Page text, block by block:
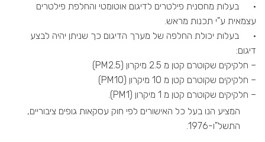
· בעלות מחסנית פילטרים לדיגום אוטומטי והחלפת פילטרים
עצמאית ע"י תכנות מראש.
· בעלות יכולת החלפה של מערך הדיגום כך שניתן יהיה לבצע
דיגום:
– חלקיקים שקוטרם קטן מ 2.5 מיקרון (PM2.5)
– חלקיקים שקוטרם קטן מ 10 מיקרון (PM10)
– חלקיקים שקוטרם קטן מ 1 מיקרון (PM1).
המציע הנו בעל כל האישורים לפי חוק עסקאות גופים ציבוריים,
התשל"ו-1976.